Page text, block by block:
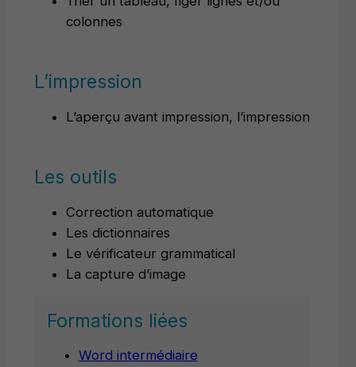
colonnes
L’impression
L’aperçu avant impression, l’impression
Les outils
Correction automatique
Les dictionnaires
Le vérificateur grammatical
La capture d’image
Formations liées
Word intermédiaire